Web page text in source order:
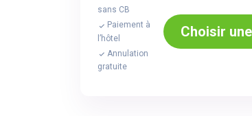
sans CB
Paiement à
l’hôtel
Annulation
gratuite
Choisir